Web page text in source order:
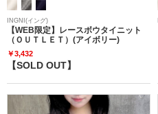
INGNI(イング)
【WEB限定】レースボウタイニット
（ＯＵＴＬＥＴ）(アイボリー)
￥3,432
【SOLD OUT】